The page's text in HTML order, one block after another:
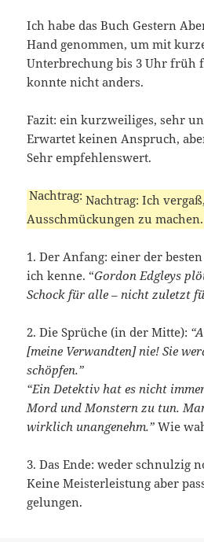
Ich habe das Buch Gestern
Hand genommen, um mit
Unterbrechung bis 3 Uhr früh
konnte nicht anders.
Fazit: ein kurzweiliges, sehr
Erwartet keinen Anspruch,
Sehr empfehlenswert.
Nachtrag: Ich
Ausschmückungen zu machen.
1. Der Anfang: einer der
ich kenne. “Gordon Edgleys
Schock für alle – nicht zuletzt
2. Die Sprüche (in der Mitte):
[meine Verwandten] nie! Sie
schöpfen.”
“Ein Detektiv hat es nicht
Mord und Monstern zu tun.
wirklich unangenehm.” Wie
3. Das Ende: weder schnulzig
Keine Meisterleistung aber
gelungen.